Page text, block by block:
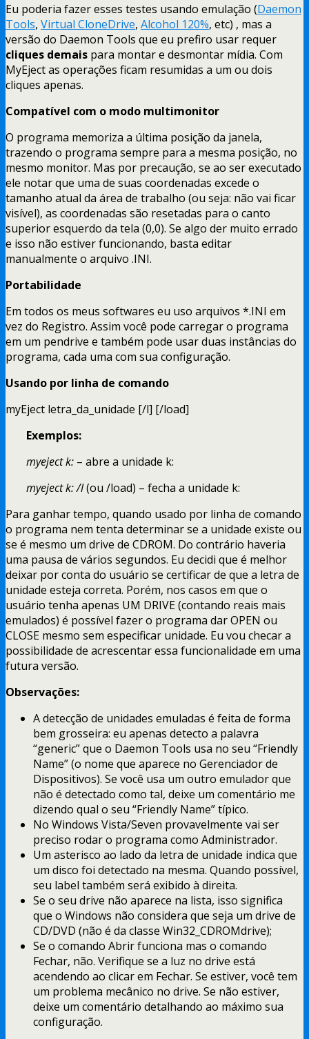
Eu poderia fazer esses testes usando emulação (Daemon
Tools, Virtual CloneDrive, Alcohol 120%, etc) , mas a
versão do Daemon Tools que eu prefiro usar requer
cliques demais para montar e desmontar mídia. Com
MyEject as operações ficam resumidas a um ou dois
cliques apenas.
Compatível com o modo multimonitor
O programa memoriza a última posição da janela,
trazendo o programa sempre para a mesma posição, no
mesmo monitor. Mas por precaução, se ao ser executado
ele notar que uma de suas coordenadas excede o
tamanho atual da área de trabalho (ou seja: não vai ficar
visível), as coordenadas são resetadas para o canto
superior esquerdo da tela (0,0). Se algo der muito errado
e isso não estiver funcionando, basta editar
manualmente o arquivo .INI.
Portabilidade
Em todos os meus softwares eu uso arquivos *.INI em
vez do Registro. Assim você pode carregar o programa
em um pendrive e também pode usar duas instâncias do
programa, cada uma com sua configuração.
Usando por linha de comando
myEject letra_da_unidade [/l] [/load]
Exemplos:
myeject k: – abre a unidade k:
myeject k: /l(ou /load) – fecha a unidade k:
Para ganhar tempo, quando usado por linha de comando
o programa nem tenta determinar se a unidade existe ou
se é mesmo um drive de CDROM. Do contrário haveria
uma pausa de vários segundos. Eu decidi que é melhor
deixar por conta do usuário se certificar de que a letra de
unidade esteja correta. Porém, nos casos em que o
usuário tenha apenas UM DRIVE (contando reais mais
emulados) é possível fazer o programa dar OPEN ou
CLOSE mesmo sem especificar unidade. Eu vou checar a
possibilidade de acrescentar essa funcionalidade em uma
futura versão.
Observações:
A detecção de unidades emuladas é feita de forma
bem grosseira: eu apenas detecto a palavra
“generic” que o Daemon Tools usa no seu “Friendly
Name” (o nome que aparece no Gerenciador de
Dispositivos). Se você usa um outro emulador que
não é detectado como tal, deixe um comentário me
dizendo qual o seu “Friendly Name” típico.
No Windows Vista/Seven provavelmente vai ser
preciso rodar o programa como Administrador.
Um asterisco ao lado da letra de unidade indica que
um disco foi detectado na mesma. Quando possível,
seu label também será exibido à direita.
Se o seu drive não aparece na lista, isso significa
que o Windows não considera que seja um drive de
CD/DVD (não é da classe Win32_CDROMdrive);
Se o comando Abrir funciona mas o comando
Fechar, não. Verifique se a luz no drive está
acendendo ao clicar em Fechar. Se estiver, você tem
um problema mecânico no drive. Se não estiver,
deixe um comentário detalhando ao máximo sua
configuração.